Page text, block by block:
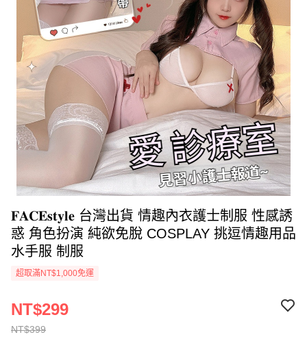
𝐅𝐀𝐂𝐄𝐬𝐭𝐲𝐥𝐞 台灣出貨 情趣內衣護士制服 性感誘
惑 角色扮演 純欲免脫 COSPLAY 挑逗情趣用品
水手服 制服
超取滿NT$1,000免運
NT$399
NT$299